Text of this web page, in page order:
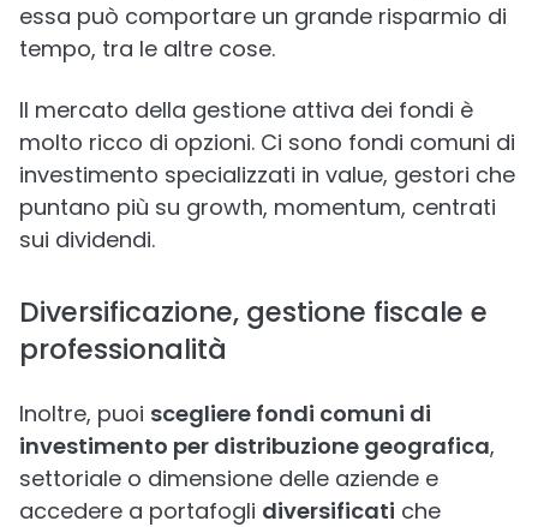
essa può comportare un grande risparmio di
tempo, tra le altre cose.
Il mercato della gestione attiva dei fondi è
molto ricco di opzioni. Ci sono fondi comuni di
investimento specializzati in value, gestori che
puntano più su growth, momentum, centrati
sui dividendi.
Diversificazione, gestione fiscale e
professionalità
Inoltre, puoi scegliere fondi comuni di
investimento per distribuzione geografica,
settoriale o dimensione delle aziende e
accedere a portafogli diversificati che